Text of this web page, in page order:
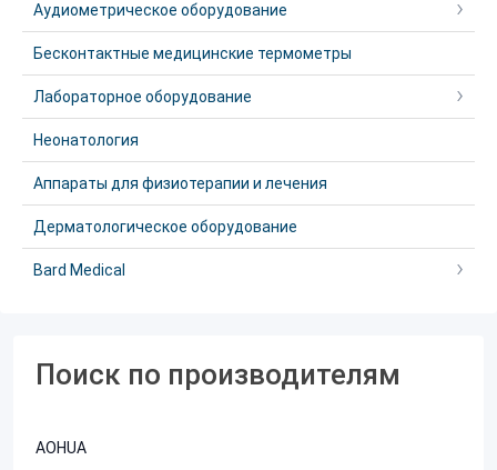
Аудиометрическое оборудование
Бесконтактные медицинские термометры
Лабораторное оборудование
Неонатология
Аппараты для физиотерапии и лечения
Дерматологическое оборудование
Bard Medical
Поиск по производителям
AOHUA